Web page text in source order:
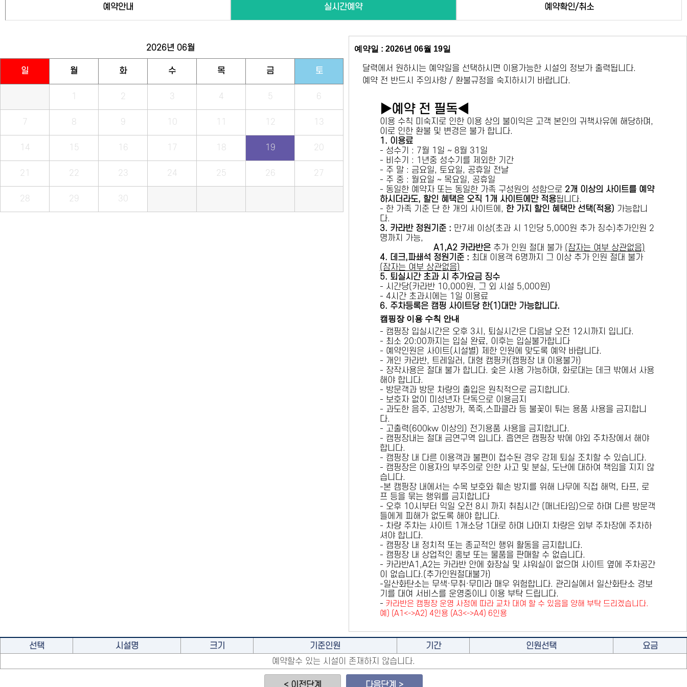
예약안내 실시간예약 예약확인/취소
2026년 06월
일 월 화 수 목 금 토
1 2 3 4 5 6
7 8 9 10 11 12 13
14 15 16 17 18 19 20
21 22 23 24 25 26 27
28 29 30
예약일 : 2026년 06월 19일
달력에서 원하시는 예약일을 선택하시면 이용가능한 시설의 정보가 출력됩니다.
예약 전 반드시 주의사항 / 환불규정을 숙지하시기 바랍니다.
▶예약 전 필독◀
이용 수칙 미숙지로 인한 이용 상의 불이익은 고객 본인의 귀책사유에 해당하며,
이로 인한 환불 및 변경은 불가 합니다.
1. 이용료
- 성수기 : 7월 1일 ~ 8월 31일
- 비수기 : 1년중 성수기를 제외한 기간
- 주 말 : 금요일, 토요일, 공휴일 전날
- 주 중 : 월요일 ~ 목요일, 공휴일
- 동일한 예약자 또는 동일한 가족 구성원의 성함으로 2개 이상의 사이트를 예약
하시더라도, 할인 혜택은 오직 1개 사이트에만 적용됩니다.
- 한 가족 기준 단 한 개의 사이트에, 한 가지 할인 혜택만 선택(적용) 가능합니
다.
3. 카라반 정원기준 : 만7세 이상(초과 시 1인당 5,000원 추가 징수)추가인원 2
명까지 가능,
A1,A2 카라반은 추가 인원 절대 불가 (잠자는 여부 상관없음)
4. 데크,파쇄석 정원기준 : ​최대 이용객 6명까지 그 이상 추가 인원 절대 불가
(잠자는 여부 상관없음)
5. 퇴실시간 초과 시 추가요금 징수
- 시간당(카라반 10,000원, 그 외 시설 5,000원)
- 4시간 초과시에는 1일 이용료
6. 주차등록은 캠핑 사이트당 한(1)대만 가능합니다.
캠핑장 이용 수칙 안내
- 캠핑장 입실시간은 오후 3시, 퇴실시간은 다음날 오전 12시까지 입니다.
- 최소 20:00까지는 입실 완료, 이후는 입실불가합니다
- 예약인원은 사이트(시설별) 제한 인원에 맞도록 예약 바랍니다.
- 개인 카라반, 트레일러, 대형 캠핑카(캠핑장 내 이용불가)
- 장작사용은 절대 불가 합니다. 숯은 사용 가능하며, 화로대는 데크 밖에서 사용
해야 합니다.
- 방문객과 방문 차량의 출입은 원칙적으로 금지합니다.
- 보호자 없이 미성년자 단독으로 이용금지
- 과도한 음주, 고성방가, 폭죽,스파클라 등 불꽃이 튀는 용품 사용을 금지합니
다.
- 고출력(600kw 이상의) 전기용품 사용을 금지합니다.
- 캠핑장내는 절대 금연구역 입니다. 흡연은 캠핑장 밖에 야외 주차장에서 해야
합니다.
- 캠핑장 내 다른 이용객과 불편이 접수된 경우 강제 퇴실 조치할 수 있습니다.
- 캠핑장은 이용자의 부주의로 인한 사고 및 분실, 도난에 대하여 책임을 지지 않
습니다.
-본 캠핑장 내에서는 수목 보호와 훼손 방지를 위해 나무에 직접 해먹, 타프, 로
프 등을 묶는 행위를 금지 합니다
- 오후 10시부터 익일 오전 8시 까지 취침시간 (매너타임)으로 하며 다른 방문객
들에게 피해가 없도록 해야 합니다.
- 차량 주차는 사이트 1개소당 1대로 하며 나머지 차량은 외부 주차장에 주차하
셔야 합니다.
- 캠핑장 내 정치적 또는 종교적인 행위 활동을 금지합니다.
- 캠핑장 내 상업적인 홍보 또는 물품을 판매할 수 없습니다.
- 카라반A1,A2는 카라반 안에 화장실 및 샤워실이 없으며 사이트 옆에 주차공간
이 없습니다.(추가인원절대불가)
-일산화탄소는 무색·무취·무미라 매우 위험합니다. 관리실에서 일산화탄소 경보
기를 대여 서비스를 운영중이니 이용 부탁 드립니다.
- 카라반은 캠핑장 운영 사정에 따라 교차 대여 할 수 있음을 양해 부탁 드리겠습니다.
예) (A1<->A2) 4인용 (A3<->A4) 6인용
선택 시설명 크기 기준인원 기간 인원선택
요금
예약할수 있는 시설이 존재하지 않습니다.
< 이전단계 다음단계 >